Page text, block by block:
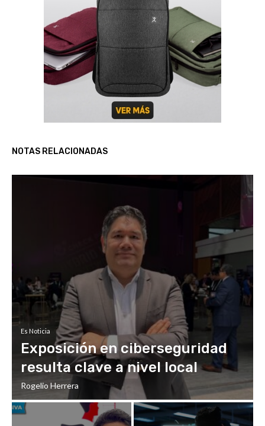
NOTAS RELACIONADAS
Es Noticia
Exposición en ciberseguridad
resulta clave a nivel local
Rogelio Herrera